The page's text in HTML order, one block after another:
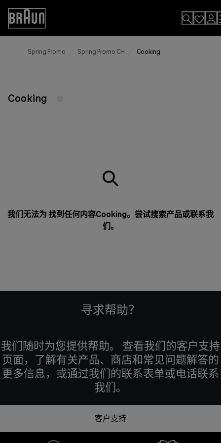
Skip
Content
Accessibility
Statement
Spring Promo Spring Promo CH Cooking
Cooking
我们无法为 找到任何内容Cooking。尝试搜索产品或联系我
们。
寻求帮助？
我们随时为您提供帮助。 查看我们的客户支持
页面，了解有关产品、商店和常见问题解答的
更多信息，或通过我们的联系表单或电话联系
我们。
客户支持